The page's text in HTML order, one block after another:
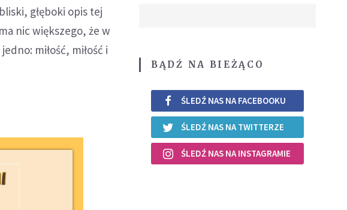
głęboki opis tej
nic większego, że w
miłość, miłość i
BĄDŹ NA BIEŻĄCO
ŚLEDŹ NAS NA FACEBOOKU
ŚLEDŹ NAS NA TWITTERZE
ŚLEDŹ NAS NA INSTAGRAMIE